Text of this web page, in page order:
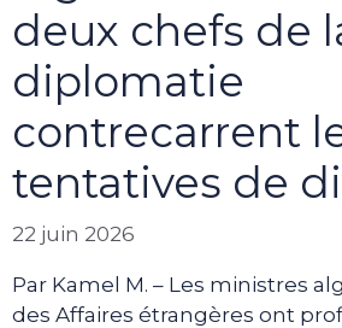
deux chefs de
diplomatie
contrecarrent
tentatives de
22 juin 2026
Par Kamel M. – Les ministres
des Affaires étrangères ont